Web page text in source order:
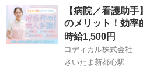
【病院／看護助
のメリット！効
時給1,500円
コディカル株式会社
さいたま新都心駅